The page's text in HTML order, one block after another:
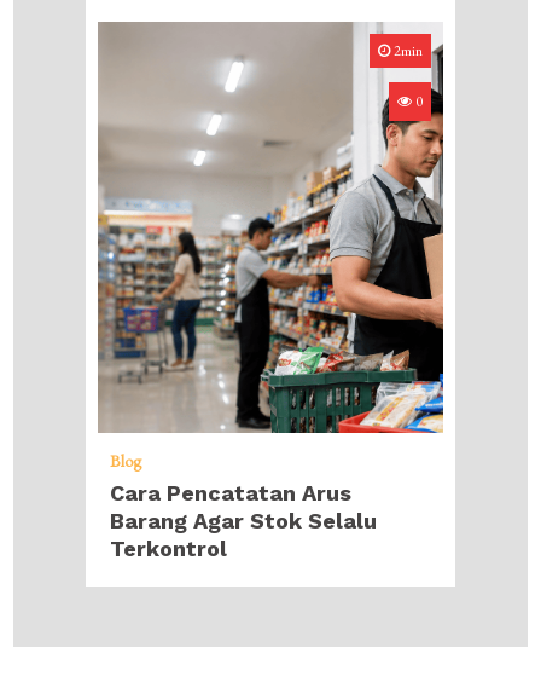
2min
0
Blog
Cara Pencatatan Arus
Barang Agar Stok Selalu
Terkontrol